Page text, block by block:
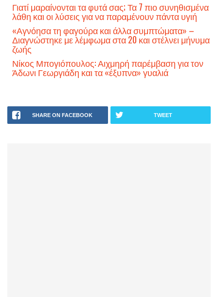
Γιατί μαραίνονται τα φυτά σας; Τα 7 πιο συνηθισμένα
λάθη και οι λύσεις για να παραμένουν πάντα υγιή
«Αγνόησα τη φαγούρα και άλλα συμπτώματα» –
Διαγνώστηκε με λέμφωμα στα 20 και στέλνει μήνυμα
ζωής
Νίκος Μπογιόπουλος: Αιχμηρή παρέμβαση για τον
Άδωνι Γεωργιάδη και τα «έξυπνα» γυαλιά
SHARE ON FACEBOOK TWEET